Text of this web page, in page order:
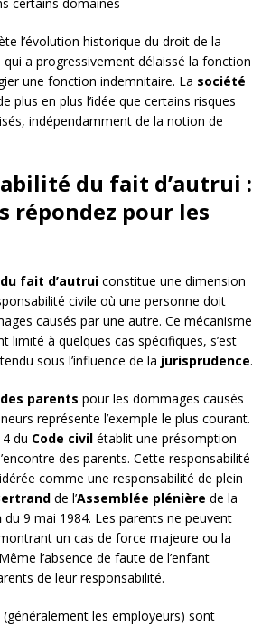
l’évolution historique du droit de la
qui a progressivement délaissé la fonction
une fonction indemnitaire. La société
plus en plus l’idée que certains risques
indépendamment de la notion de
du fait d’autrui :
répondez pour les
fait d’autrui constitue une dimension
civile où une personne doit
causés par une autre. Ce mécanisme
limité à quelques cas spécifiques, s’est
sous l’influence de la jurisprudence.
parents pour les dommages causés
représente l’exemple le plus courant.
du Code civil établit une présomption
des parents. Cette responsabilité
comme une responsabilité de plein
de l’Assemblée plénière de la
du 9 mai 1984. Les parents ne peuvent
un cas de force majeure ou la
l’absence de faute de l’enfant
de leur responsabilité.
(généralement les employeurs) sont